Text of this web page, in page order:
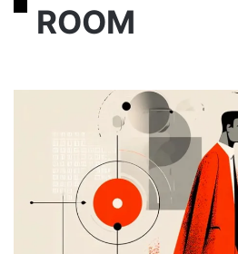
ROOM